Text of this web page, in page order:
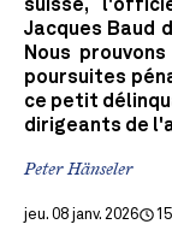
suisse,
Jacques Baud
Nous
poursuites
ce petit
dirigeants de
Peter Hänseler
jeu. 08 janv. 2026